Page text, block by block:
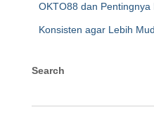
OKTO88 dan
Konsisten agar Lebih
Search